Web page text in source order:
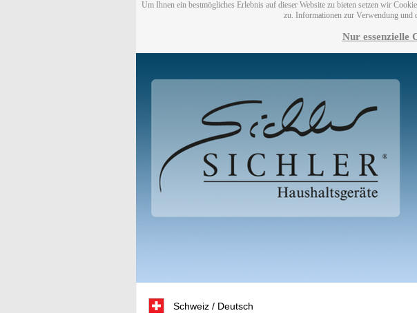
Um Ihnen ein bestmögliches Erlebnis auf dieser Website zu bieten setzen wir
zu. Informationen zur Verwendung und
Nur essenzielle
Schweiz / Deutsch